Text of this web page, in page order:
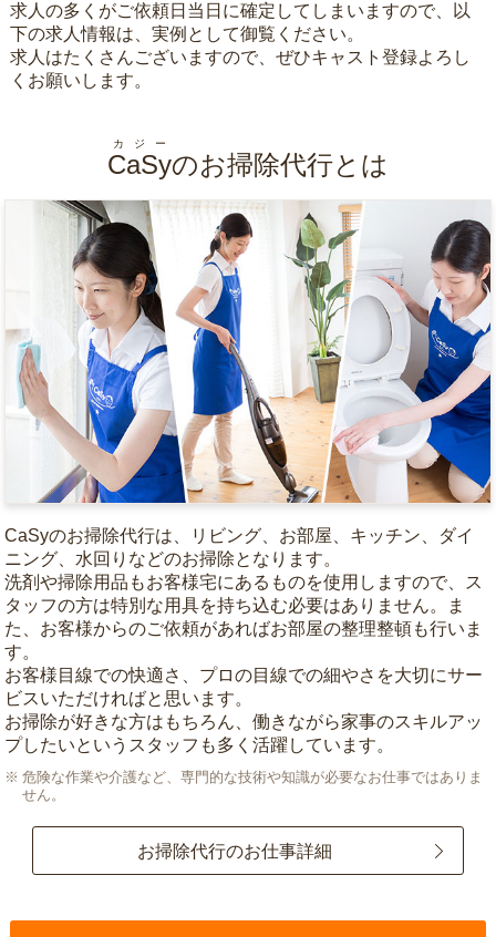
求人の多くがご依頼日当日に確定してしまいますので、以
下の求人情報は、実例として御覧ください。
求人はたくさんございますので、ぜひキャスト登録よろし
くお願いします。
CaSy
カジー
のお掃除代行とは
CaSyのお掃除代行は、リビング、お部屋、キッチン、ダイ
ニング、水回りなどのお掃除となります。
洗剤や掃除用品もお客様宅にあるものを使用しますので、ス
タッフの方は特別な用具を持ち込む必要はありません。ま
た、お客様からのご依頼があればお部屋の整理整頓も行いま
す。
お客様目線での快適さ、プロの目線での細やさを大切にサー
ビスいただければと思います。
お掃除が好きな方はもちろん、働きながら家事のスキルアッ
プしたいというスタッフも多く活躍しています。
危険な作業や介護など、専門的な技術や知識が必要なお仕事ではありま
せん。
お掃除代行のお仕事詳細